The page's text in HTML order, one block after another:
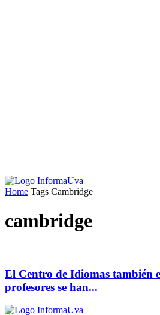
Home Tags Cambridge
cambridge
El Centro de Idiomas también
profesores se han...